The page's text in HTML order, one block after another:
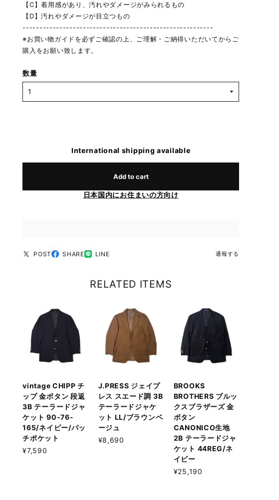
【C】着用感があり、汚れやダメージがみられるもの
【D】汚れやダメージが目立つもの
---------------------------------------------------------
※お買い物ガイドを必ずご確認の上、ご理解・ご納得いただいてからご
購入をお願い致します。
数量
International shipping available
Add to cart
日本国内にお住まいの方向け
POST SHARE LINE 通報する
RELATED ITEMS
vintage CHIPP チ
ップ 金ボタン 段返
3B テーラードジャ
ケット 90-76-
165/ネイビー/パッ
チポケット
¥7,590
J.PRESS ジェイプ
レス スエード調 3B
テーラードジャケ
ット LL/ブラウンベ
ージュ
¥8,690
BROOKS
BROTHERS ブルッ
クスブラザーズ 金
ボタン
CANONICO生地
2B テーラードジャ
ケット 44REG/ネ
イビー
¥25,190